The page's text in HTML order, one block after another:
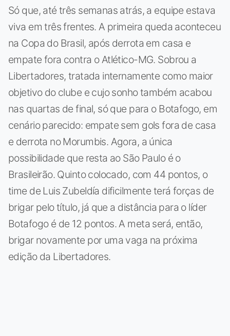
Só que, até três semanas atrás, a equipe estava
viva em três frentes. A primeira queda aconteceu
na Copa do Brasil, após derrota em casa e
empate fora contra o Atlético-MG. Sobrou a
Libertadores, tratada internamente como maior
objetivo do clube e cujo sonho também acabou
nas quartas de final, só que para o Botafogo, em
cenário parecido: empate sem gols fora de casa
e derrota no Morumbis. Agora, a única
possibilidade que resta ao São Paulo é o
Brasileirão. Quinto colocado, com 44 pontos, o
time de Luis Zubeldía dificilmente terá forças de
brigar pelo título, já que a distância para o líder
Botafogo é de 12 pontos. A meta será, então,
brigar novamente por uma vaga na próxima
edição da Libertadores.